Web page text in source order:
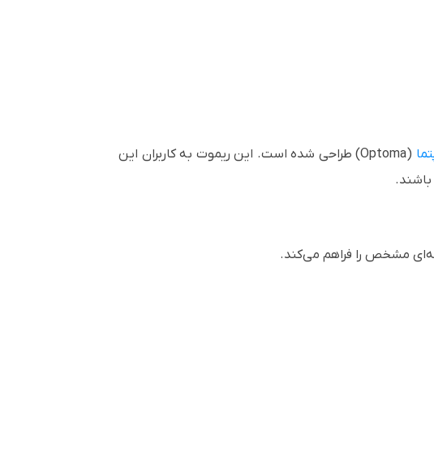
(Optoma) طراحی شده است. این ریموت به کاربران این
باشند.